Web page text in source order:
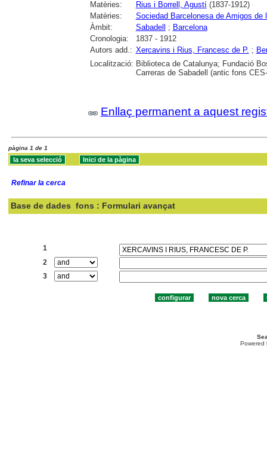
Matèries:
Rius i Borrell, Agustí(1837-1912)
Matèries:
Sociedad Barcelonesa de Amigos de
Àmbit:
Sabadell ; Barcelona
Cronologia:
1837 - 1912
Autors add.: Xercavins i Rius, Francesc de P. ;
Localització: Biblioteca de Catalunya; Fundació
Carreras de Sabadell (antic fons
Enllaç permanent a aquest
pàgina 1 de 1
Refinar la cerca
Base de dades fons : Formulari avançat
1
2
3
Powered